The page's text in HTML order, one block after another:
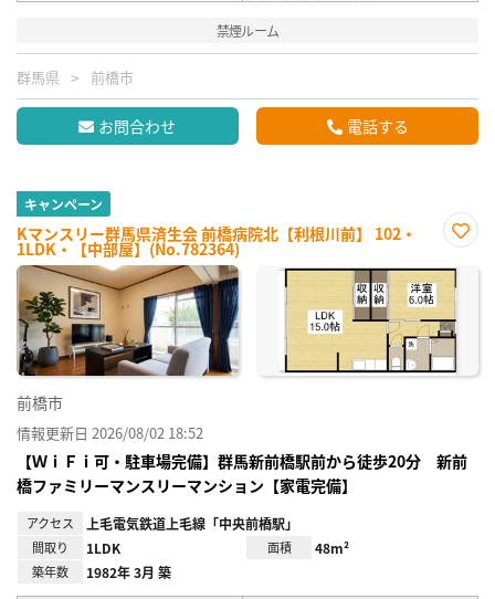
禁煙ルーム
群馬県 前橋市
お問合わせ 電話する
キャンペーン
Kマンスリー群馬県済生会 前橋病院北【利根川前】 102・
1LDK・【中部屋】(No.782364)
に入
り登
録
前橋市
情報更新日 2026/08/02 18:52
【ＷｉＦｉ可・駐車場完備】群馬新前橋駅前から徒歩20分 新前
橋ファミリーマンスリーマンション【家電完備】
アクセス 上毛電気鉄道上毛線「中央前橋駅」
間取り 1LDK 面積 48m²
築年数 1982年 3月 築